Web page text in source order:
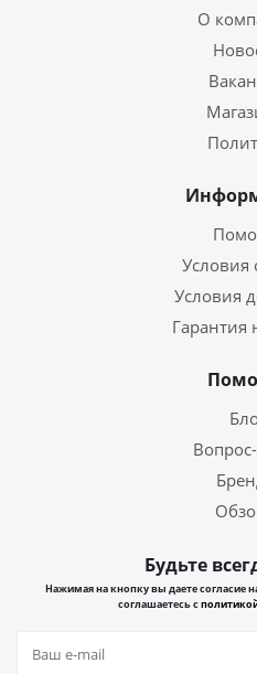
О
Условия
Условия
Гарантия
Будьте
Нажимая на кнопку вы даете согласие
соглашаетесь с